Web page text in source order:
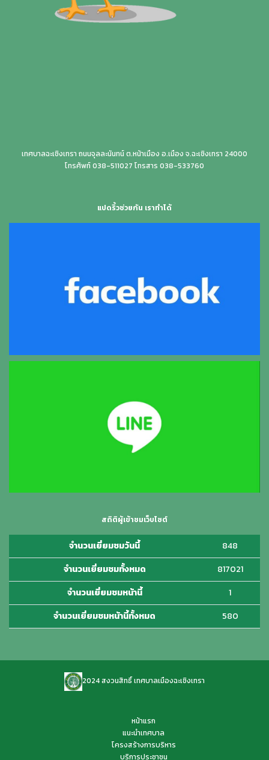
เทศบาลฉะเชิงเทรา ถนนจุลละนันทน์ ต.หน้าเมือง อ.เมือง จ.ฉะเชิงเทรา 24000
โทรศัพท์ 038-511027 โทรสาร 038-533760
แปดริ้วช่วยกัน เราทำได้
สถิติผู้เข้าชมเว็บไซต์
จำนวนเยี่ยมชมวันนี้
848
จำนวนเยี่ยมชมทั้งหมด
817021
จำนวนเยี่ยมชมหน้านี้
1
จำนวนเยี่ยมชมหน้านี้ทั้งหมด
580
2024 สงวนสิทธิ์ เทศบาลเมืองฉะเชิงเทรา
หน้าแรก
แนะนำเทศบาล
โครงสร้างการบริหาร
บริการประชาชน